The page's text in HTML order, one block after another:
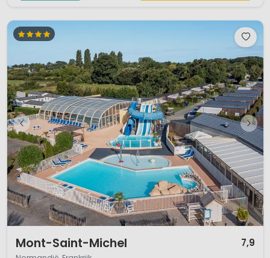
Mont-Saint-Michel 7,9